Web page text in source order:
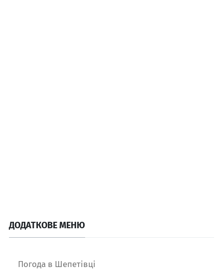
ДОДАТКОВЕ МЕНЮ
Погода в Шепетівці